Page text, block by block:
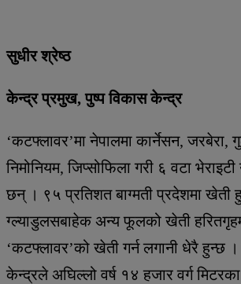
सुधीर श्रेष्ठ
केन्द्र प्रमुख, पुष्प विकास केन्द्र
‘कटफ्लावर’मा नेपालमा कार्नेसन, जरबेरा,
निमोनियम, जिप्सोफिला गरी ६ वटा
छन् । ९५ प्रतिशत बाग्मती प्रदेशमा खेती
ग्ल्याडुलसबाहेक अन्य फूलको खेती
‘कटफ्लावर’को खेती गर्न लगानी धेरै हुन्छ
केन्द्रले अघिल्लो वर्ष १४ हजार वर्ग